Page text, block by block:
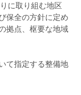
に取り組む地区
保全の方針に定め
拠点、枢要な地域
て指定する整備地